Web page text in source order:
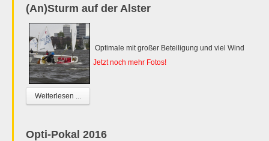
(An)Sturm auf der Alster
Optimale mit großer Beteiligung und viel Wind
Jetzt noch mehr Fotos!
Weiterlesen ...
Opti-Pokal 2016